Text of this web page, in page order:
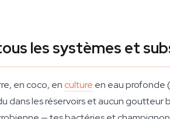
les systèmes et
en coco, en culture en eau profonde
dans les réservoirs et aucun